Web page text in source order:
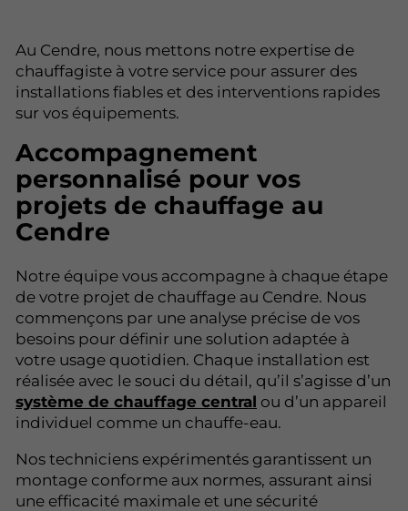
Au Cendre, nous mettons notre expertise de
chauffagiste à votre service pour assurer des
installations fiables et des interventions rapides
sur vos équipements.
Accompagnement
personnalisé pour vos
projets de chauffage au
Cendre
Notre équipe vous accompagne à chaque étape
de votre projet de chauffage au Cendre. Nous
commençons par une analyse précise de vos
besoins pour définir une solution adaptée à
votre usage quotidien. Chaque installation est
réalisée avec le souci du détail, qu’il s’agisse d’un
système de chauffage central ou d’un appareil
individuel comme un chauffe-eau.
Nos techniciens expérimentés garantissent un
montage conforme aux normes, assurant ainsi
une efficacité maximale et une sécurité